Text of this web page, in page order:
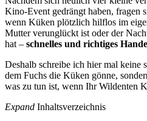
Kino-Event gedrängt haben, fragen
wenn Küken plötzlich hilflos im
Mutter verunglückt ist oder der
hat – schnelles und richtiges
Deshalb schreibe ich hier mal keine
dem Fuchs die Küken gönne,
was zu tun ist, wenn Ihr Wildenten
Expand Inhaltsverzeichnis